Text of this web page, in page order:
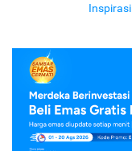
Inspirasi